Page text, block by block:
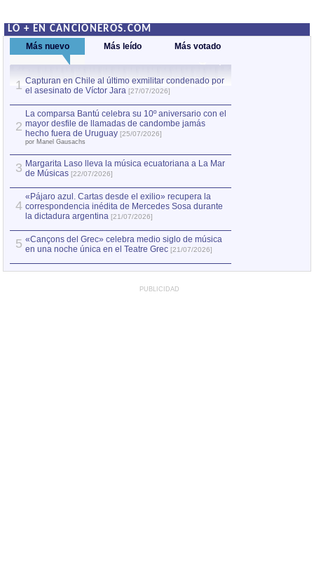
LO + EN CANCIONEROS.COM
Más nuevo Más leído Más votado
1 Capturan en Chile al último exmilitar condenado por
el asesinato de Víctor Jara [27/07/2026]
2
La comparsa Bantú celebra su 10º aniversario con el
mayor desfile de llamadas de candombe jamás
hecho fuera de Uruguay [25/07/2026]
por Manel Gausachs
3 Margarita Laso lleva la música ecuatoriana a La Mar
de Músicas [22/07/2026]
4
«Pájaro azul. Cartas desde el exilio» recupera la
correspondencia inédita de Mercedes Sosa durante
la dictadura argentina [21/07/2026]
5 «Cançons del Grec» celebra medio siglo de música
en una noche única en el Teatre Grec [21/07/2026]
PUBLICIDAD